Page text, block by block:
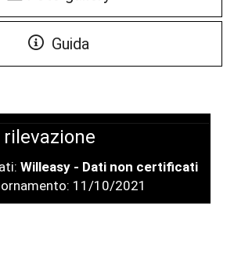
Guida
Willeasy - Dati non certificati
11/10/2021